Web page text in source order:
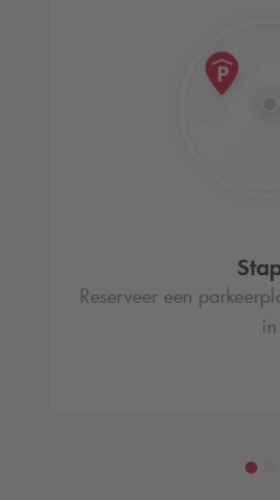
Reserveer een
in